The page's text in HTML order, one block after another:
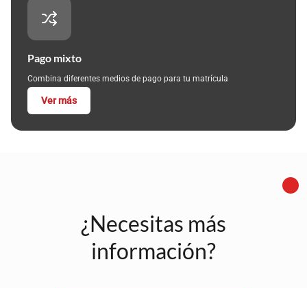
Pago mixto
Combina diferentes medios de pago para tu matrícula
Ver más
¿Necesitas más
información?